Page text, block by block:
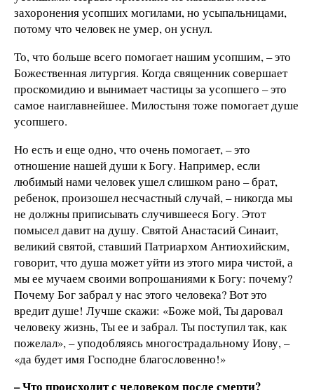
захоронения усопших могилами, но усыпальницами,
потому что человек не умер, он уснул.
То, что больше всего помогает нашим усопшим, – это
Божественная литургия. Когда священник совершает
проскомидию и вынимает частицы за усопшего – это
самое наиглавнейшее. Милостыня тоже помогает душе
усопшего.
Но есть и еще одно, что очень помогает, – это
отношение нашей души к Богу. Например, если
любимый нами человек ушел слишком рано – брат,
ребенок, произошел несчастный случай, – никогда мы
не должны приписывать случившееся Богу. Этот
помысел давит на душу. Святой Анастасий Синаит,
великий святой, ставший Патриархом Антиохийским,
говорит, что душа может уйти из этого мира чистой, а
мы ее мучаем своими вопрошаниями к Богу: почему?
Почему Бог забрал у нас этого человека? Вот это
вредит душе! Лучше скажи: «Боже мой, Ты даровал
человеку жизнь, Ты ее и забрал. Ты поступил так, как
пожелал», – уподобляясь многострадальному Иову, –
«да будет имя Господне благословенно!»
– Что происходит с человеком после смерти?